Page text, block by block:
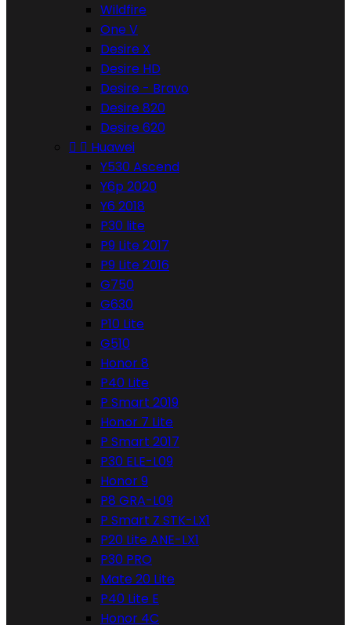
Wildfire
One V
Desire X
Desire HD
Desire - Bravo
Desire 820
Desire 620
  Huawei
Y530 Ascend
Y6p 2020
Y6 2018
P30 lite
P9 Lite 2017
P9 Lite 2016
G750
G630
P10 Lite
G510
Honor 8
P40 Lite
P Smart 2019
Honor 7 Lite
P Smart 2017
P30 ELE-L09
Honor 9
P8 GRA-L09
P Smart Z STK-LX1
P20 Lite ANE-LX1
P30 PRO
Mate 20 Lite
P40 Lite E
Honor 4C